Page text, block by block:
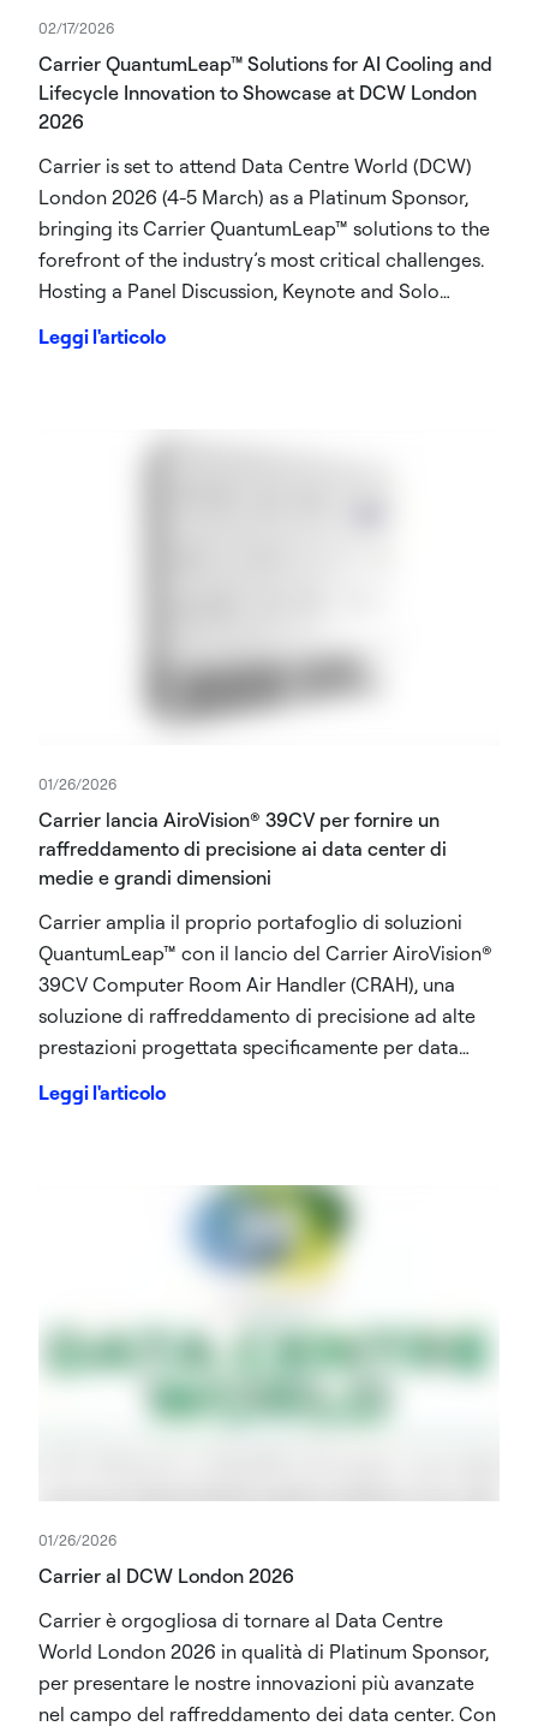
02/17/2026
Carrier QuantumLeap™ Solutions for AI Cooling and
Lifecycle Innovation to Showcase at DCW London
2026
Carrier is set to attend Data Centre World (DCW)
London 2026 (4-5 March) as a Platinum Sponsor,
bringing its Carrier QuantumLeap™ solutions to the
forefront of the industry’s most critical challenges.
Hosting a Panel Discussion, Keynote and Solo
demonstrate how Carrier’s thermal, integrated
Leggi l'articolo
01/26/2026
Carrier lancia AiroVision® 39CV per fornire un
raffreddamento di precisione ai data center di
medie e grandi dimensioni
Carrier amplia il proprio portafoglio di soluzioni
QuantumLeap™ con il lancio del Carrier AiroVision®
39CV Computer Room Air Handler (CRAH), una
soluzione di raffreddamento di precisione ad alte
prestazioni progettata specificamente per data
parte di Carrier Global Corporation (NYSE: CARR),
Leggi l'articolo
01/26/2026
Carrier al DCW London 2026
Carrier è orgogliosa di tornare al Data Centre
World London 2026 in qualità di Platinum Sponsor,
per presentare le nostre innovazioni più avanzate
nel campo del raffreddamento dei data center. Con